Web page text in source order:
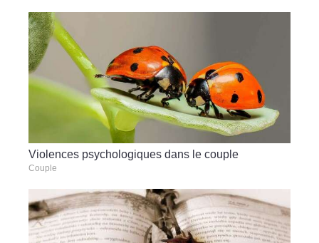
Violences psychologiques dans le couple
Couple